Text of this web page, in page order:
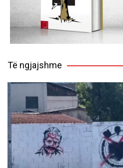
Të ngjajshme